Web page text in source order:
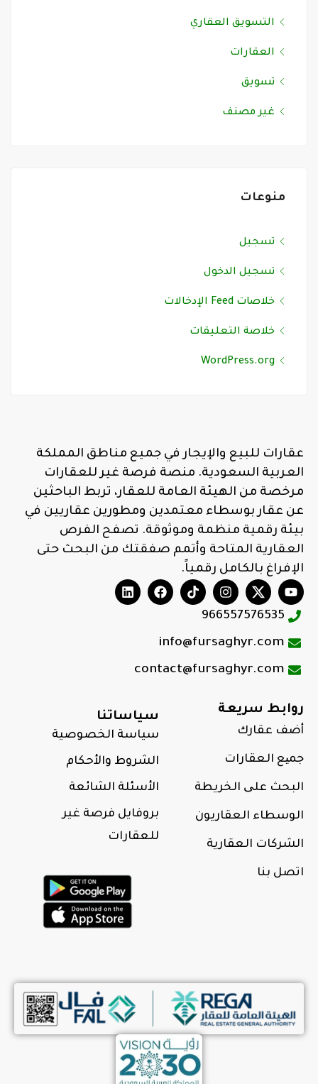
التسويق العقاري
العقارات
تسويق
غير مصنف
منوعات
تسجيل
تسجيل الدخول
خلاصات Feed الإدخالات
خلاصة التعليقات
WordPress.org
عقارات للبيع والإيجار في جميع مناطق المملكة
العربية السعودية. منصة فرصة غير للعقارات
مرخصة من الهيئة العامة للعقار، تربط الباحثين
عن عقار بوسطاء معتمدين ومطورين عقاريين في
بيئة رقمية منظمة وموثوقة. تصفح الفرص
العقارية المتاحة وأتمم صفقتك من البحث حتى
الإفراغ بالكامل رقمياً.
966557576535
info@fursaghyr.com
contact@fursaghyr.com
روابط سريعة
أضف عقارك
جمیع العقارات
البحث علی الخريطة
الوسطاء العقاريون
الشركات العقارية
اتصل بنا
سياساتنا
سياسة الخصوصية
الشروط والأحكام
الأسئلة الشائعة
بروفايل فرصة غير
للعقارات